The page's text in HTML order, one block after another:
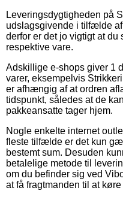
Leveringsdygtigheden på
udslagsgivende i tilfælde
derfor er det jo vigtigt at du
respektive vare.
Adskillige e-shops giver 1
varer, eksempelvis
er afhængig af at ordren
tidspunkt, således at de
pakkeansatte tager hjem.
Nogle enkelte internet
fleste tilfælde er det kun
bestemt sum. Desuden
betalelige metode til
om du befinder sig ved
at få fragtmanden til at